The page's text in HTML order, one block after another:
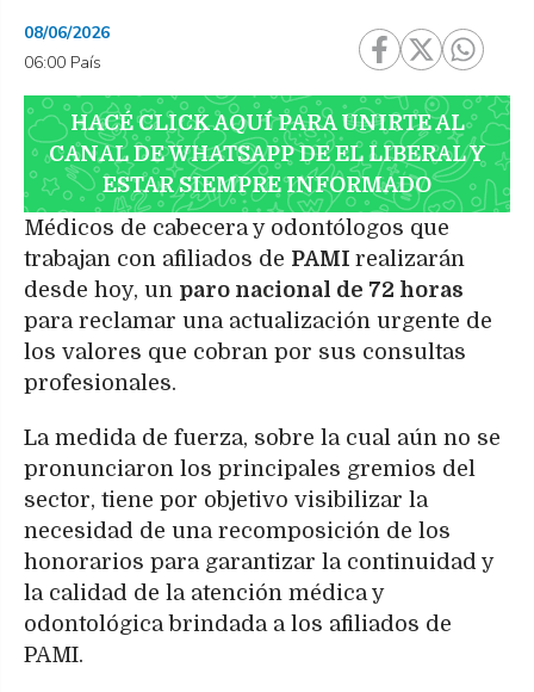
08/06/2026
06:00 País
HACÉ CLICK AQUÍ PARA UNIRTE AL
CANAL DE WHATSAPP DE EL LIBERAL Y
ESTAR SIEMPRE INFORMADO
Médicos de cabecera y odontólogos que
trabajan con afiliados de PAMI realizarán
desde hoy, un paro nacional de 72 horas
para reclamar una actualización urgente de
los valores que cobran por sus consultas
profesionales.
La medida de fuerza, sobre la cual aún no se
pronunciaron los principales gremios del
sector, tiene por objetivo visibilizar la
necesidad de una recomposición de los
honorarios para garantizar la continuidad y
la calidad de la atención médica y
odontológica brindada a los afiliados de
PAMI.